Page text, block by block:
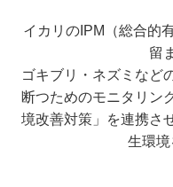
イカリのIPM（総合的
留
ゴキブリ・ネズミなど
断つためのモニタリン
境改善対策」を連携さ
生環境